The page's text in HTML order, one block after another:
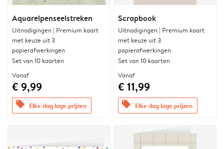
Aquarelpenseelstreken
Uitnodigingen | Premium kaart
met keuze uit 3
papierafwerkingen
Set van 10 kaarten
Vanaf
€ 9,99
offers Elke dag lage prijzen
Scrapbook
Uitnodigingen | Premium kaart
met keuze uit 3
papierafwerkingen
Set van 10 kaarten
Vanaf
€ 11,99
offers Elke dag lage prijzen